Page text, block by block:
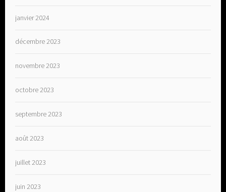
janvier 2024
décembre 2023
novembre 2023
octobre 2023
septembre 2023
août 2023
juillet 2023
juin 2023